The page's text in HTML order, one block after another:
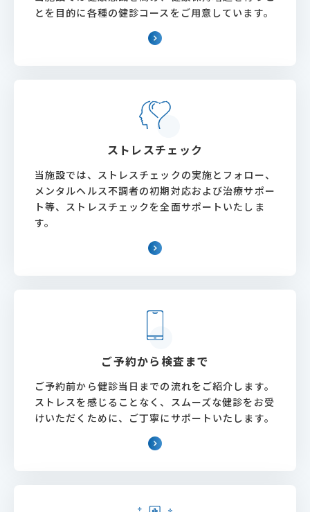
とを目的に各種の健診コースをご用意しています。
ストレスチェック
当施設では、ストレスチェックの実施とフォロー、
メンタルヘルス不調者の初期対応および治療サポー
ト等、ストレスチェックを全面サポートいたしま
す。
ご予約から検査まで
ご予約前から健診当日までの流れをご紹介します。
ストレスを感じることなく、スムーズな健診をお受
けいただくために、ご丁寧にサポートいたします。